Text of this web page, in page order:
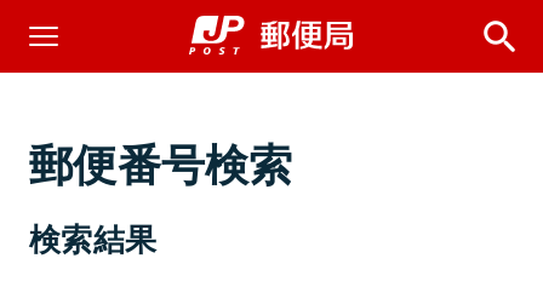
郵便番号検索
検索結果